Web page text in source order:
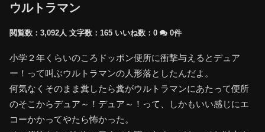
ウルトラマン
閲覧数：3,092人 文字数：165 いいね数：0 0件
小学２年くらいのころドッポン便所に衝撃与えるとデュア
ー！って叫ぶウルトラマンの人形落としたんだよ。
何気なくそのまま糞したら糞がウルトラマンにあたって便所
のそこからデュア～！デュア～！って、しかもいい感じにエ
コーかかってやたら怖かった。